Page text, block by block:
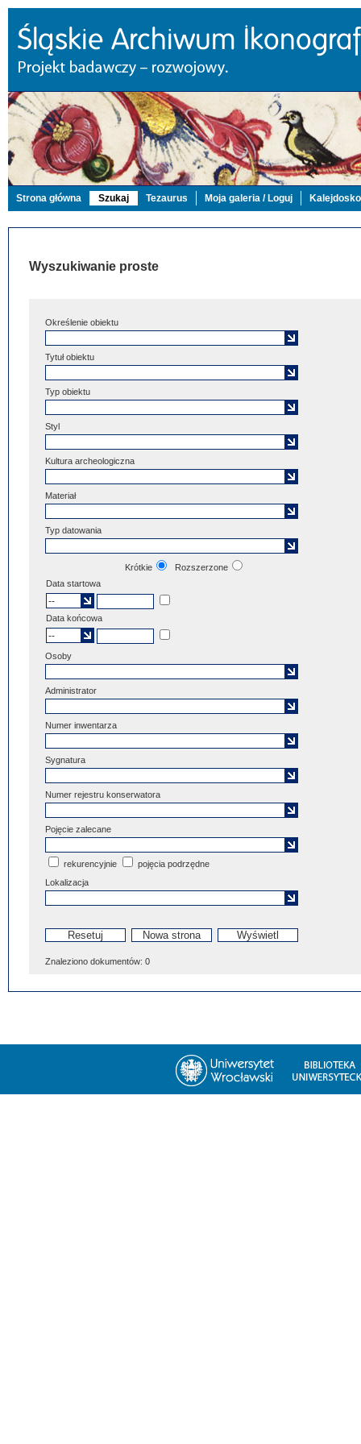
Strona główna Szukaj Tezaurus Moja galeria / Loguj
Wyszukiwanie proste
Określenie obiektu
Tytuł obiektu
Typ obiektu
Styl
Kultura archeologiczna
Materiał
Typ datowania
Krótkie
Rozszerzone
Data startowa
Data końcowa
Osoby
Administrator
Numer inwentarza
Sygnatura
Numer rejestru konserwatora
Pojęcie zalecane
rekurencyjnie
pojęcia podrzędne
Lokalizacja
Znaleziono dokumentów: 0